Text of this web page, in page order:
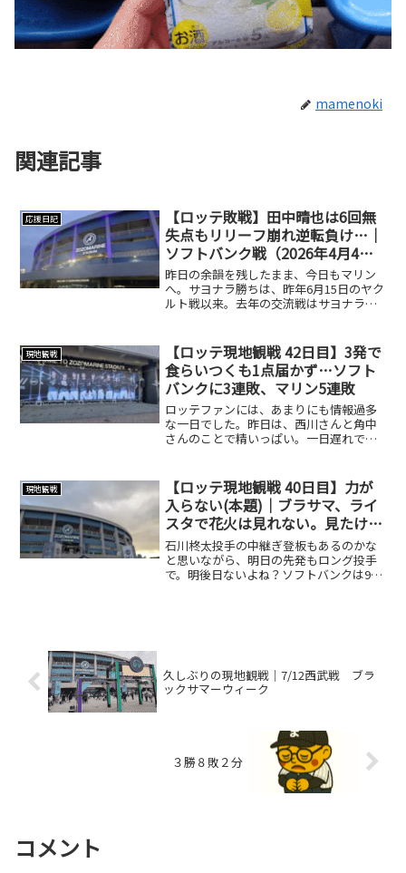
mamenoki
関連記事
応援日記
【ロッテ敗戦】田中晴也は6回無
失点もリリーフ崩れ逆転負け…｜
ソフトバンク戦（2026年4月4
日）
昨日の余韻を残したまま、今日もマリン
へ。サヨナラ勝ちは、昨年6月15日のヤク
ルト戦以来。去年の交流戦はサヨナラ勝
もちろん嬉しい。嬉しいけれど——やっぱ
り昨日のような“勝...
現地観戦
【ロッテ現地観戦 42日目】3発で
食らいつくも1点届かず…ソフト
バンクに3連敗、マリン5連敗
ロッテファンには、あまりにも情報過多
な一日でした。昨日は、西川さんと角中
さんのことで精いっぱい。一日遅れです
い。花火も見たい。ということで、チケ
流で急きょ無駄遣い。...
現地観戦
【ロッテ現地観戦 40日目】力が
入らない(本題)｜ブラサマ、ライ
スタで花火は見れない。見たけれ
ば？
石川柊太投手の中継ぎ登板もあるのかな
と思いながら、明日の先発もロング投手
で。明後日ないよね？ソフトバンクは9連
久しぶりの現地観戦｜7/12西武戦 ブラ
ックサマーウィーク
３勝８敗２分
コメント